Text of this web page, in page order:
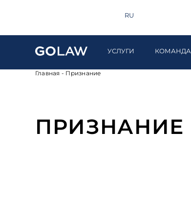
RU
УСЛУГИ КОМАНДА
Главная - Признание
ПРИЗНАНИЕ